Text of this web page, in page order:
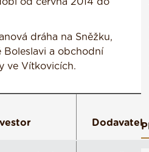
dráha na Sněžku,
Boleslavi a obchodní
ve Vítkovicích.
Dodavatel